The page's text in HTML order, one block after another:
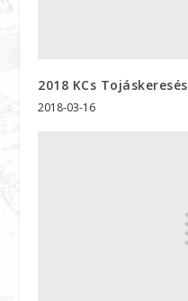
2018 KCs Tojáskeresés
2018-03-16